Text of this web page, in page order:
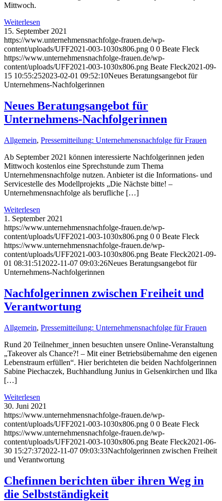
Mittwoch.
Weiterlesen
15. September 2021
https://www.unternehmensnachfolge-frauen.de/wp-
content/uploads/UFF2021-003-1030x806.png 0 0 Beate Fleck
https://www.unternehmensnachfolge-frauen.de/wp-
content/uploads/UFF2021-003-1030x806.png Beate Fleck2021-09-
15 10:55:252023-02-01 09:52:10Neues Beratungsangebot für
Unternehmens-Nachfolgerinnen
Neues Beratungsangebot für
Unternehmens-Nachfolgerinnen
Allgemein, Pressemitteilung: Unternehmensnachfolge für Frauen
Ab September 2021 können interessierte Nachfolgerinnen jeden
Mittwoch kostenlos eine Sprechstunde zum Thema
Unternehmensnachfolge nutzen. Anbieter ist die Informations- und
Servicestelle des Modellprojekts „Die Nächste bitte! –
Unternehmensnachfolge als berufliche […]
Weiterlesen
1. September 2021
https://www.unternehmensnachfolge-frauen.de/wp-
content/uploads/UFF2021-003-1030x806.png 0 0 Beate Fleck
https://www.unternehmensnachfolge-frauen.de/wp-
content/uploads/UFF2021-003-1030x806.png Beate Fleck2021-09-
01 08:31:51 2022-11-07 09:03:26Neues Beratungsangebot für
Unternehmens-Nachfolgerinnen
Nachfolgerinnen zwischen Freiheit und
Verantwortung
Allgemein, Pressemitteilung: Unternehmensnachfolge für Frauen
Rund 20 Teilnehmer_innen besuchten unsere Online-Veranstaltung
„Takeover als Chance?! – Mit einer Betriebsübernahme den eigenen
Lebenstraum erfüllen“. Hier berichteten die beiden Nachfolgerinnen
Sabine Piechaczek, Buchhandlung Junius in Gelsenkirchen und Ilka
[…]
Weiterlesen
30. Juni 2021
https://www.unternehmensnachfolge-frauen.de/wp-
content/uploads/UFF2021-003-1030x806.png 0 0 Beate Fleck
https://www.unternehmensnachfolge-frauen.de/wp-
content/uploads/UFF2021-003-1030x806.png Beate Fleck2021-06-
30 15:27:372022-11-07 09:03:33Nachfolgerinnen zwischen Freiheit
und Verantwortung
Chefinnen berichten über ihren Weg in
die Selbstständigkeit